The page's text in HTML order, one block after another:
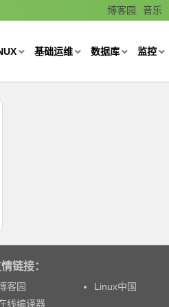
博客园 音乐
基础运维 数据库 监控
链接：
客园
Linux中国
线编译器